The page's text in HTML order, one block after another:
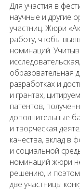
Для участия в
научные и другие
участниц. Жюри
работу, чтобы
номинаций.
образовательная
разработках и
и грантах,
патентов,
дополнительные
и творческая
качества, вклад в
и социальной
номинаций жюри
решению, и
две участницы